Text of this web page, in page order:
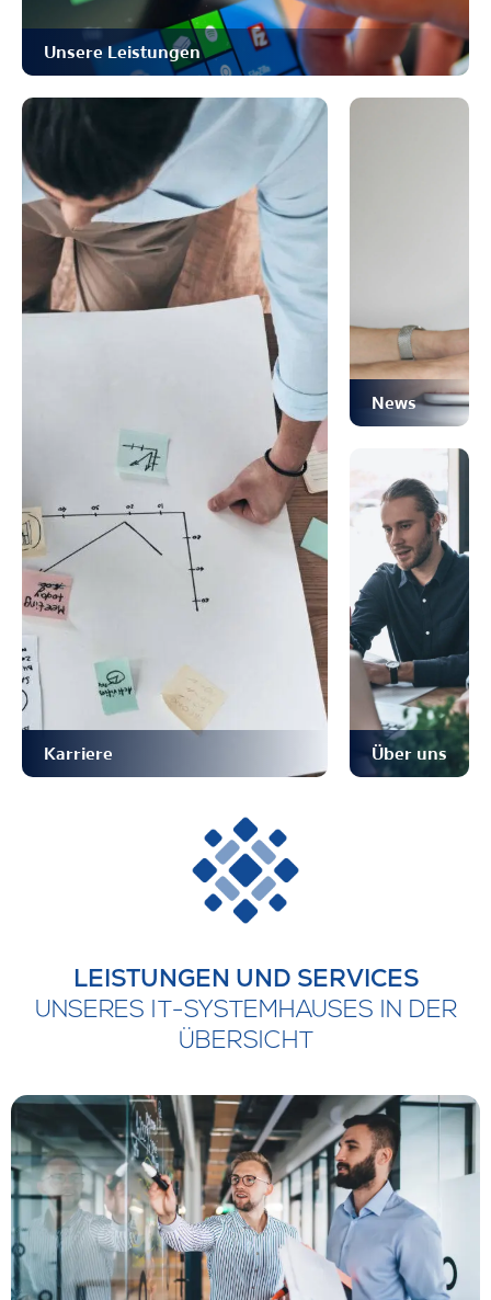
Unsere Leistungen
Karriere
News
Über uns
LEISTUNGEN UND SERVICES
UNSERES IT-SYSTEMHAUSES IN DER
ÜBERSICHT